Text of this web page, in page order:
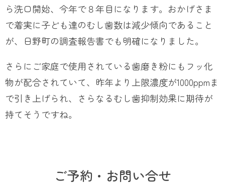
ら洗口開始、今年で８年目になります。おかげさま
で着実に子ども達のむし歯数は減少傾向であること
が、日野町の調査報告書でも明確になりました。
さらにご家庭で使用されている歯磨き粉にもフッ化
物が配合されていて、昨年より上限濃度が1000ppmま
で引き上げられ、さらなるむし歯抑制効果に期待が
持てそうですね。
ご予約・お問い合せ